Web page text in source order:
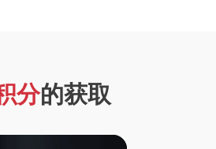
分的获取